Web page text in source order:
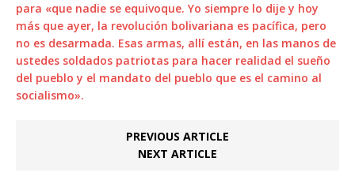
para «que nadie se equivoque. Yo siempre lo dije y hoy
más que ayer, la revolución bolivariana es pacífica, pero
no es desarmada. Esas armas, allí están, en las manos de
ustedes soldados patriotas para hacer realidad el sueño
del pueblo y el mandato del pueblo que es el camino al
socialismo».
PREVIOUS ARTICLE
NEXT ARTICLE